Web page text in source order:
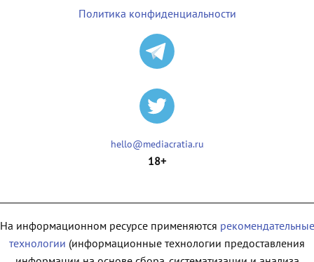
Политика конфиденциальности
hello@mediacratia.ru
18+
На информационном ресурсе применяются рекомендательные
технологии (информационные технологии предоставления